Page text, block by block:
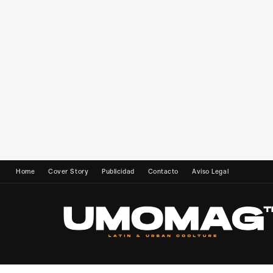
Home Cover Story Publicidad Contacto Aviso Legal